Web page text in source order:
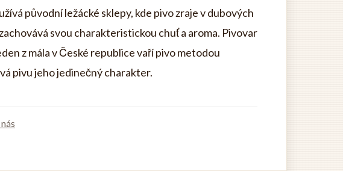
původní ležácké sklepy, kde pivo zraje v dubových
svou charakteristickou chuť a aroma. Pivovar
z mála v České republice vaří pivo metodou
pivu jeho jedinečný charakter.